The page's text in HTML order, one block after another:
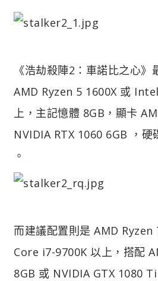
《浩劫殺陣2：車諾比之心
AMD Ryzen 5 1600X 或
上，主記憶體 8GB，顯卡
NVIDIA RTX 1060 6GB ，硬
。
而建議配置則是 AMD
Core i7-9700K 以上，搭配
8GB 或 NVIDIA GTX 1080